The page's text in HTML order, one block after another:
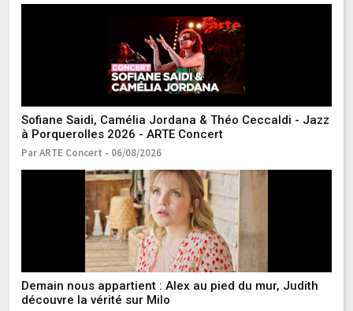
Sofiane Saidi, Camélia Jordana & Théo Ceccaldi - Jazz
à Porquerolles 2026 - ARTE Concert
Par ARTE Concert - 06/08/2026
Demain nous appartient : Alex au pied du mur, Judith
découvre la vérité sur Milo